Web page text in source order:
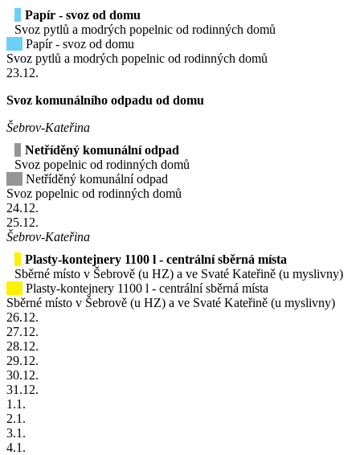
Papír - svoz od domu
Svoz pytlů a modrých popelnic od rodinných domů
Papír - svoz od domu
Svoz pytlů a modrých popelnic od rodinných domů
23.12.
Svoz komunálního odpadu od domu
Šebrov-Kateřina
Netříděný komunální odpad
Svoz popelnic od rodinných domů
Netříděný komunální odpad
Svoz popelnic od rodinných domů
24.12.
25.12.
Šebrov-Kateřina
Plasty-kontejnery 1100 l - centrální sběrná místa
Sběrné místo v Šebrově (u HZ) a ve Svaté Kateřině (u myslivny)
Plasty-kontejnery 1100 l - centrální sběrná místa
Sběrné místo v Šebrově (u HZ) a ve Svaté Kateřině (u myslivny)
26.12.
27.12.
28.12.
29.12.
30.12.
31 .12.
1 .1.
2.1.
3.1.
4.1.